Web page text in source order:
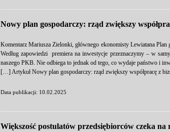
Nowy plan gospodarczy: rząd zwiększy
Komentarz Mariusza Zielonki, głównego ekonomisty Lewiatana
Według zapowiedzi premiera na inwestycje przeznaczymy – w
naszego PKB. Nie odbiega to jednak od tego, co wydaje państwo i
[…] Artykuł Nowy plan gospodarczy: rząd zwiększy współpracę z
Data publikacji: 10.02.2025
Większość postulatów przedsiębiorców czeka na